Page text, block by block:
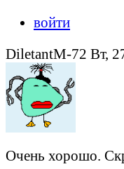
войти
DiletantM-72 Вт,
Очень хорошо.